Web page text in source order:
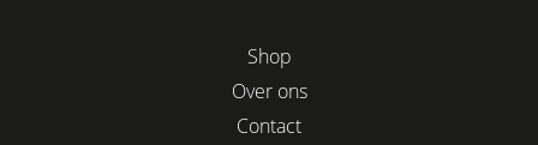
Shop
Over ons
Contact